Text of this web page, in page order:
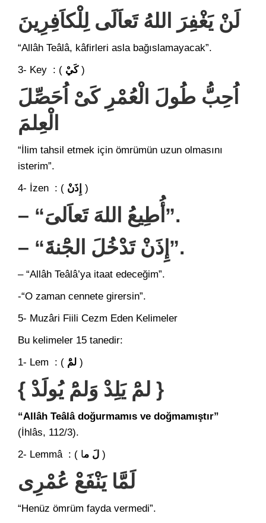
لَنْ يَغْفِرَ اللهُ تَعاَلَى لِلْكاَفِرِينَ
“Allâh Teâlâ, kâfirleri asla bağıslamayacak”.
3- Key : ( كَيْ)
اُحِبُّ طُولَ الْعُمْرِ كَىْ اُحَصِّلَ
الْعِلمَ
“İlim tahsil etmek için ömrümün uzun olmasını
isterim”.
4- İzen : ( إِذَنْ )
– “أُطِيعُ اللهَ تَعاَلىَ”.
– “إِذَنْ تَدْخُلَ الجَْنةَ”.
– “Allâh Teâlâ’ya itaat edeceğim”.
-“O zaman cennete girersin”.
5- Muzâri Fiili Cezm Eden Kelimeler
Bu kelimeler 15 tanedir:
1- Lem : ( لمَْ )
{ لمَْ يَلِدْ وَلمَْ يُولَدْ }
“Allâh Teâlâ doğurmamıs ve doğmamıştır”
(İhlâs, 112/3).
2- Lemmâ : ( لَ م ا )
لَمَّا يَنْفَعْ عُمْرِى
“Henüz ömrüm fayda vermedi”.